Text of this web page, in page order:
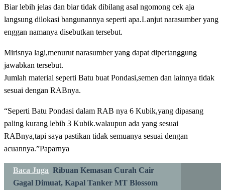
Biar lebih jelas dan biar tidak dibilang asal ngomong cek aja
langsung dilokasi bangunannya seperti apa.Lanjut narasumber yang
enggan namanya disebutkan tersebut.
Mirisnya lagi,menurut narasumber yang dapat dipertanggung
jawabkan tersebut.
Jumlah material seperti Batu buat Pondasi,semen dan lainnya tidak
sesuai dengan RABnya.
“Seperti Batu Pondasi dalam RAB nya 6 Kubik,yang dipasang
paling kurang lebih 3 Kubik.walaupun ada yang sesuai
RABnya,tapi saya pastikan tidak semuanya sesuai dengan
acuannya.”Paparnya
Baca Juga Ribuan Kemasan Curah Cair
Gagal Dimuat, Kapal Tanker MT Blossom